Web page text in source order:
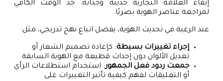
إبقاء العلامة التجارية حديثة وجذابة. خذ الوقت الكافي
لمراجعة عناصر الهوية بصريًا.
عند الرغبة في تحديث الهوية، يفضل اتباع نهج تدريجي، مثل:
إجراء تغييرات بسيطة: كإعادة تصميم الشعار أو
تعديل الألوان دون إحداث قطيعة مع الهوية السابقة.
جمعت ردود فعل الجمهور: استخدام استطلاعات الرأي
أو التعليقات لفهم كيفية تأثير التغييرات على